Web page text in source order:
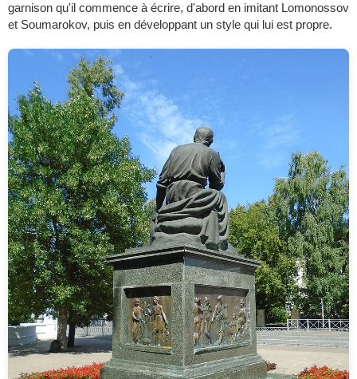
garnison qu'il commence à écrire, d'abord en imitant Lomonossov
et Soumarokov, puis en développant un style qui lui est propre.